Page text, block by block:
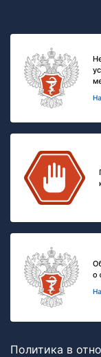
Политика в